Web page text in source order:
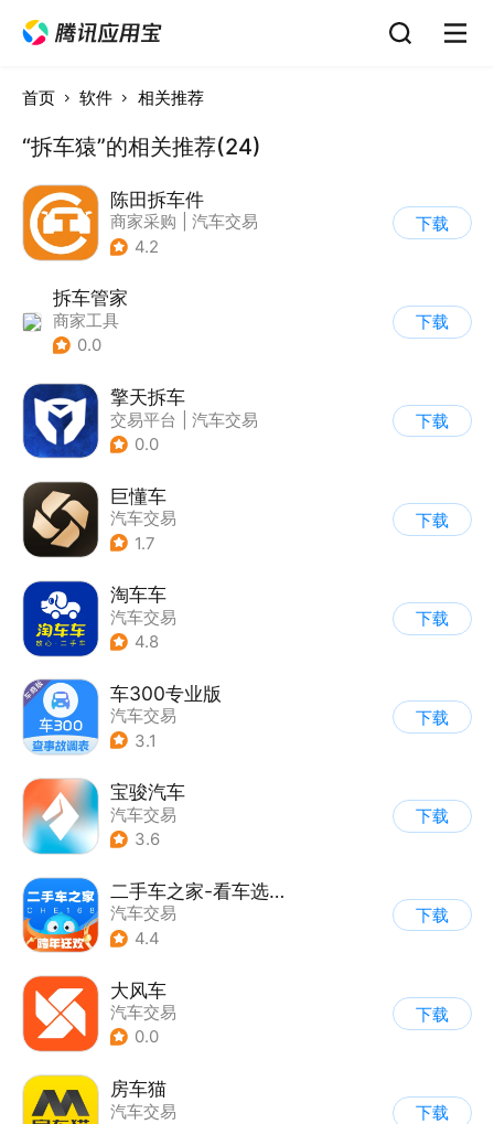
首页 软件 相关推荐
“拆车猿”的相关推荐(24)
陈田拆车件
商家采购
汽车交易
4.2
下载
拆车管家
商家工具
0.0
下载
擎天拆车
交易平台
汽车交易
0.0
下载
巨懂车
汽车交易
1.7
下载
淘车车
汽车交易
4.8
下载
车300专业版
汽车交易
3.1
下载
宝骏汽车
汽车交易
3.6
下载
二手车之家-看车选车买车卖车
汽车交易
4.4
下载
大风车
汽车交易
0.0
下载
房车猫
汽车交易
下载